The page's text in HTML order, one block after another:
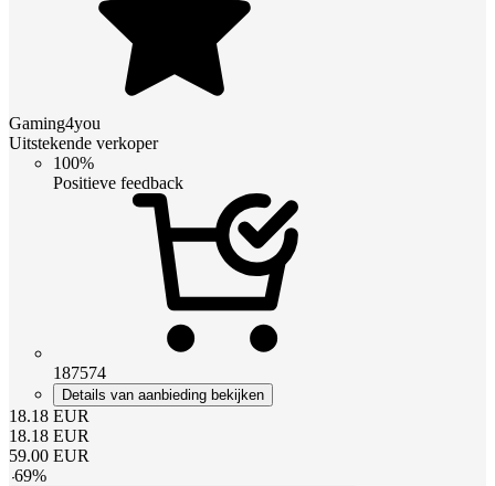
Gaming4you
Uitstekende verkoper
100%
Positieve feedback
187574
Details van aanbieding bekijken
18.18 EUR
18.18 EUR
59.00 EUR
-69%